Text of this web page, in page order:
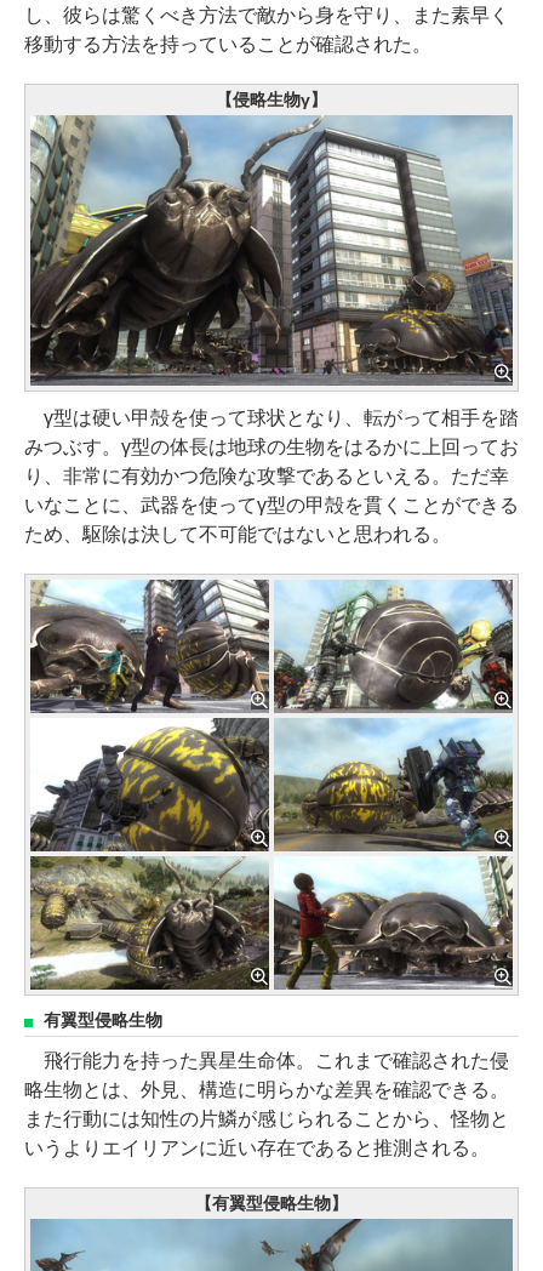
し、彼らは驚くべき方法で敵から身を守り、また素早く
移動する方法を持っていることが確認された。
【侵略生物γ】
γ型は硬い甲殻を使って球状となり、転がって相手を踏
みつぶす。γ型の体長は地球の生物をはるかに上回ってお
り、非常に有効かつ危険な攻撃であるといえる。ただ幸
いなことに、武器を使ってγ型の甲殻を貫くことができる
ため、駆除は決して不可能ではないと思われる。
有翼型侵略生物
飛行能力を持った異星生命体。これまで確認された侵
略生物とは、外見、構造に明らかな差異を確認できる。
また行動には知性の片鱗が感じられることから、怪物と
いうよりエイリアンに近い存在であると推測される。
【有翼型侵略生物】